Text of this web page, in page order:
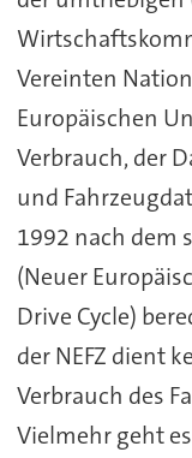
Vereinten
Europäischen
Verbrauch, der
und
1992 nach dem
(Neuer
Drive Cycle)
der NEFZ dient
Verbrauch des
Vielmehr geht